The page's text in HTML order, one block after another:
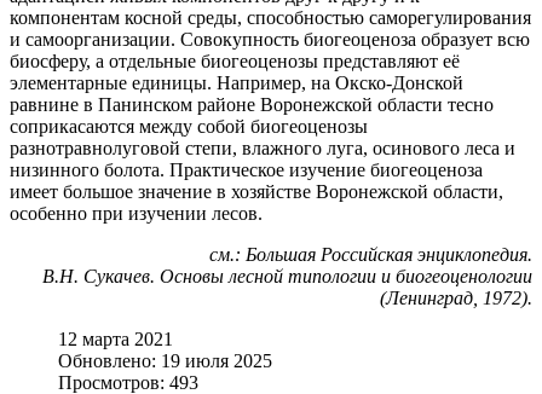
компонентам косной среды, способностью саморегулирования
и самоорганизации. Совокупность биогеоценоза образует всю
биосферу, а отдельные биогеоценозы представляют её
элементарные единицы. Например, на Окско-Донской
равнине в Панинском районе Воронежской области тесно
соприкасаются между собой биогеоценозы
разнотравнолуговой степи, влажного луга, осинового леса и
низинного болота. Практическое изучение биогеоценоза
имеет большое значение в хозяйстве Воронежской области,
особенно при изучении лесов.
см.: Большая Российская энциклопедия.
В.Н. Сукачев. Основы лесной типологии и биогеоценологии
(Ленинград, 1972).
12 марта 2021
Обновлено: 19 июля 2025
Просмотров: 493